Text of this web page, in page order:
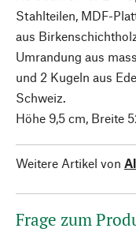
Stahlteilen, MDF-
aus
Umrandung aus
und 2 Kugeln aus
Schweiz.
Höhe 9,5 cm, Breite
Weitere Artikel von
Frage zum